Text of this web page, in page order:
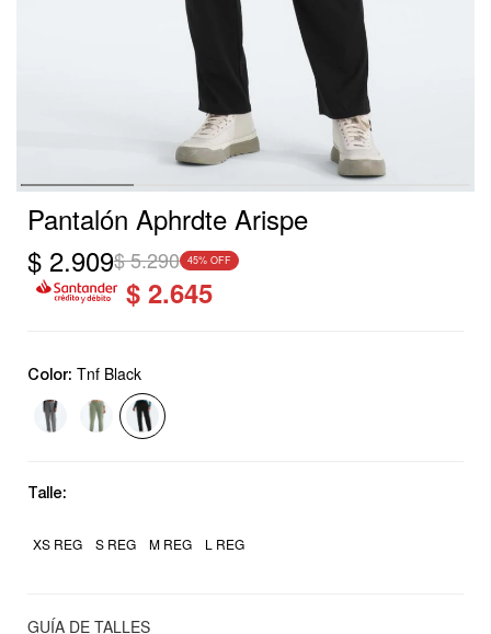
Pantalón Aphrdte Arispe
$ 2.909$5.290 45
$ 2.645
Color: Tnf Black
Talle:
XS REG S REG M REG L REG
GUÍA DE TALLES